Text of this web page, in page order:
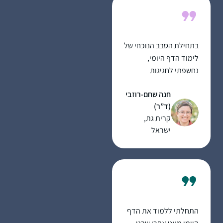
בתחילת הסבב הנוכחי של
לימוד הדף היומי,
נחשפתי לחגיגות
ברחבי העולם. והבטחתי
לעצמי שבקרוב אצטרף
גם למעגל הלומדות.
הסבב התחיל כאשר הייתי
קרן אריאל להכשרת
לא הצלחתי להוסיף את
הלימוד האינטנסיבי של
תוכנית היועצות. בבוקר
חנה שחם-רוזבי
(ד”ר)
קרית גת,
ישראל
התחלתי ללמוד את הדף